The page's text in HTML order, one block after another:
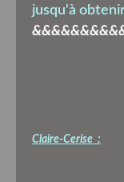
Claire-Cerise :
jusqu'à